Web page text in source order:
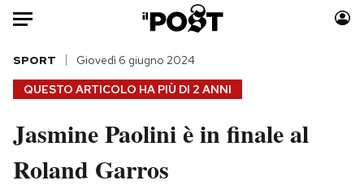
Auto
HOME
Italia
Moda
QUESTO ARTICOLO HA PIÙ DI 2 ANNI
SPORT Giovedì 6 giugno 2024
Jasmine Paolini è in finale al
Roland Garros